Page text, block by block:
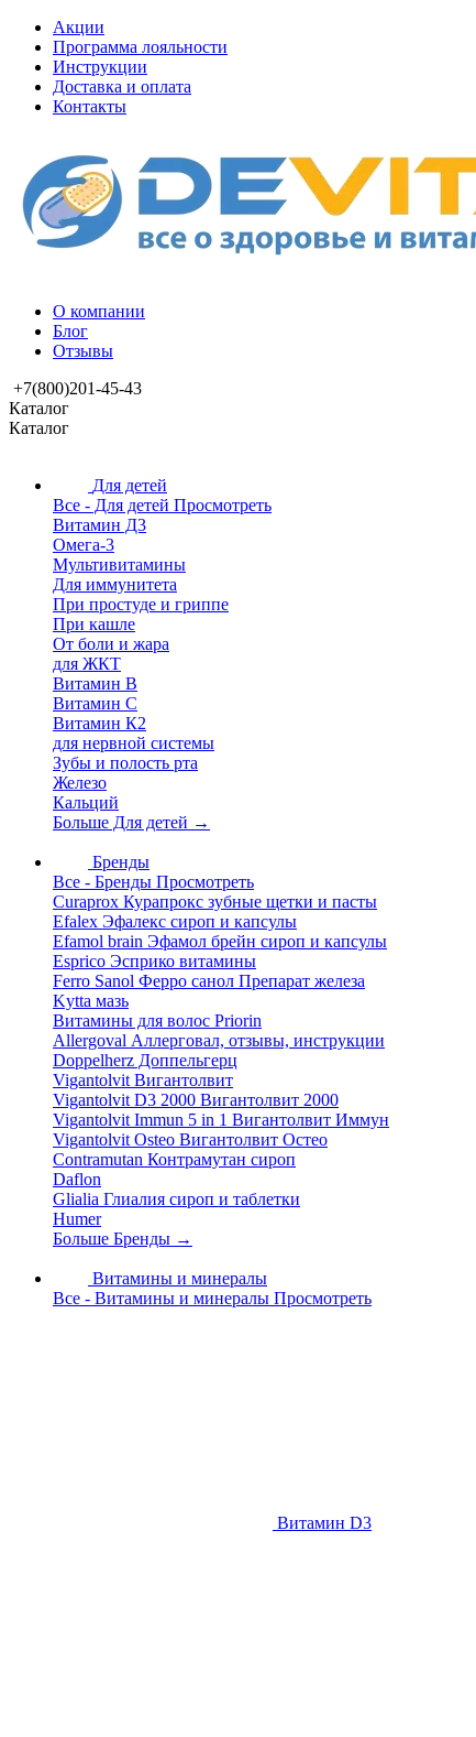
Акции
Программа лояльности
Инструкции
Доставка и оплата
Контакты
О компании
Блог
Отзывы
+7(800)201-45-43
Каталог
Каталог
Для детей
Все - Для детей Просмотреть
Витамин Д3
Омега-3
Мультивитамины
Для иммунитета
При простуде и гриппе
При кашле
От боли и жара
для ЖКТ
Витамин В
Витамин С
Витамин К2
для нервной системы
Зубы и полость рта
Железо
Кальций
Больше Для детей →
Бренды
Все - Бренды Просмотреть
Curaprox Курапрокс зубные щетки и пасты
Efalex Эфалекс сироп и капсулы
Efamol brain Эфамол брейн сироп и капсулы
Esprico Эсприко витамины
Ferro Sanol Ферро санол Препарат железа
Kytta мазь
Витамины для волос Priorin
Allergoval Аллерговал, отзывы, инструкции
Doppelherz Доппельгерц
Vigantolvit Вигантолвит
Vigantolvit D3 2000 Вигантолвит 2000
Vigantolvit Immun 5 in 1 Вигантолвит Иммун
Vigantolvit Osteo Вигантолвит Остео
Contramutan Контрамутан сироп
Daflon
Glialia Глиалия сироп и таблетки
Humer
Больше Бренды →
Витамины и минералы
Все - Витамины и минералы Просмотреть
Витамин D3